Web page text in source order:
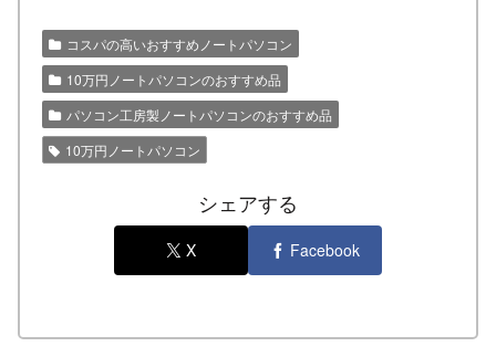
コスパの高いおすすめノートパソコン
10万円ノートパソコンのおすすめ品
パソコン工房製ノートパソコンのおすすめ品
10万円ノートパソコン
シェアする
X Facebook